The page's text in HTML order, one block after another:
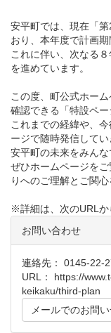
安平町では、現在「
おり、本年度で計画期
これに伴い、次なる
を進めています。
この度、町公式ホー
確認できる「特設ペー
これまでの経緯や、
ージで随時発信してい
安平町の未来をみんな
ぜひホームページを
りへのご理解とご関
※詳細は、次のURLか
お問い合わせ
連絡先： 0145-22-
URL： https://
keikaku/third-plan
メールでのお問